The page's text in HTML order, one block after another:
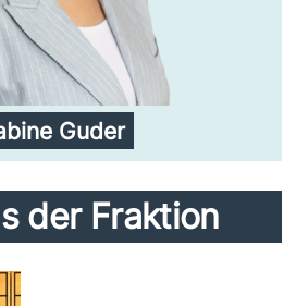
Guder
der Fraktion